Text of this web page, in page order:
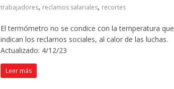
trabajadores, reclamos salariales, recortes
El termómetro no se condice con la temperatura que
indican los reclamos sociales, al calor de las luchas.
Actualizado: 4/12/23
Leer más